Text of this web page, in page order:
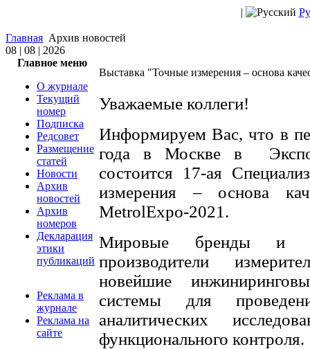
|
Главная Архив новостей
08 | 08 | 2026
Главное меню
О журнале
Текущий
номер
Подписка
Редсовет
Размещение
статей
Новости
Архив
новостей
Архив
номеров
Декларация
этики
публикаций
Реклама в
журнале
Реклама на
сайте
Выставка "Точные измерения – основа
Уважаемые коллеги!
Информируем Вас, что в
года в Москве в
состоится 17-ая
измерения – основа
MetrolExpo-2021.
Мировые бренды и
производители
новейшие
системы для
аналитических
функционального контроля.